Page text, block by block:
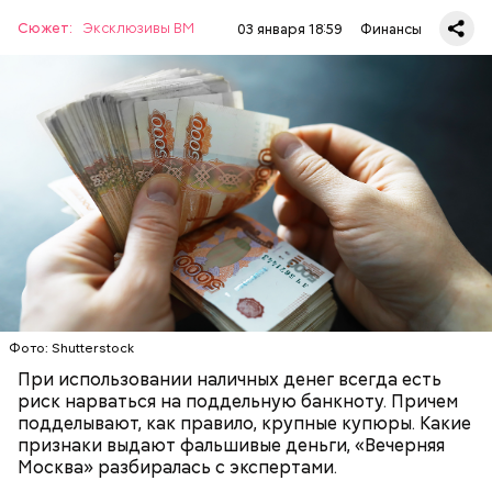
Сюжет: Эксклюзивы ВМ 03 января 18:59 Финансы
Фото: Shutterstock
При использовании наличных денег всегда есть
риск нарваться на поддельную банкноту. Причем
подделывают, как правило, крупные купюры. Какие
признаки выдают фальшивые деньги, «Вечерняя
Москва» разбиралась с экспертами.
По словам финансового аналитика, кандидата
экономических наук Михаила Беляева, у настоящих
купюр есть несколько особенностей, которые
отличают их от подделок. Среди них:
купюрах его просто нет.
БАНКИ ДЕНЬГИ
ПРЕСТУПЛЕНИЯ
МОШЕННИЧЕСТВО
Выгода от регулярных трат